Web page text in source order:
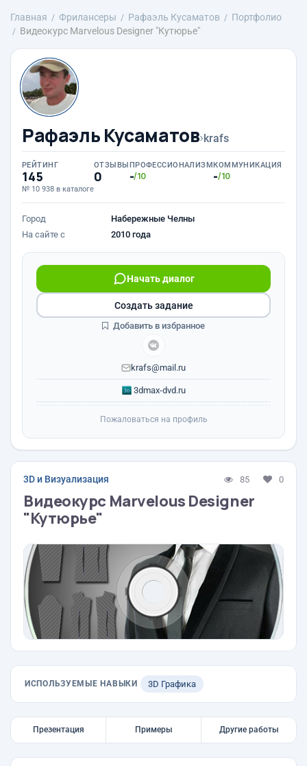
Главная Фрилансеры Рафаэль Кусаматов
Портфолио
Видеокурс Marvelous Designer "Кутюрье"
Рафаэль Кусаматов›krafs
РЕЙТИНГ
145
№ 10 938 в каталоге
ОТЗЫВЫ
0
ПРОФЕССИОНАЛИЗМ
-/10
КОММУНИКАЦИЯ
-/10
Город
Набережные Челны
На сайте с
2010 года
Начать диалог
krafs@mail.ru
3dmax-dvd.ru
Создать задание
Добавить в избранное
Пожаловаться на профиль
3D и Визуализация 85 0
Видеокурс Marvelous Designer
"Кутюрье"
ИСПОЛЬЗУЕМЫЕ НАВЫКИ 3D Графика
Презентация Примеры Другие работы